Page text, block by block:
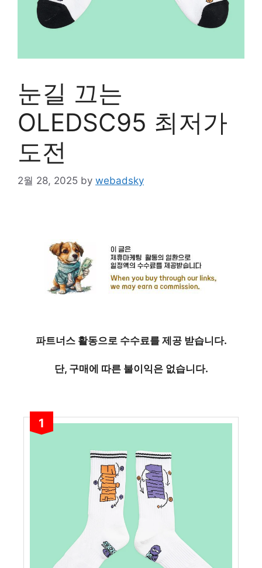
눈길 끄는
OLEDSC95 최저가
도전
2월 28, 2025 by webadsky
파트너스 활동으로 수수료를 제공 받습니다.
단, 구매에 따른 불이익은 없습니다.
1